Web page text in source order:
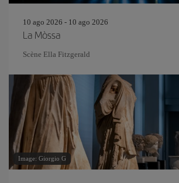
10 ago 2026 - 10 ago 2026
La Mòssa
Scène Ella Fitzgerald
Image: Giorgio G